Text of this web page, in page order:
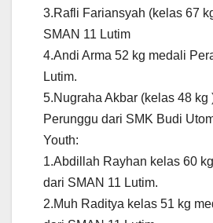
3.Rafli Fariansyah (kelas 67
SMAN 11 Lutim
4.Andi Arma 52 kg medali
Lutim.
5.Nugraha Akbar (kelas 48 kg
Perunggu dari SMK Budi
Youth:
1.Abdillah Rayhan kelas 60
dari SMAN 11 Lutim.
2.Muh Raditya kelas 51 kg